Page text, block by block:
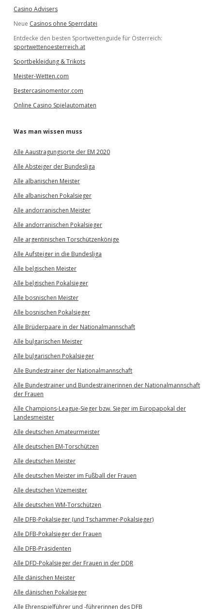
Casino Advisers
Neue Casinos ohne Sperrdatei
Entdecke den besten Sportwettenguide für Österreich:
sportwettenoesterreich.at
Sportbekleidung & Trikots
Meister-Wetten.com
Bestercasinomentor.com
Online Casino Spielautomaten
Was man wissen muss
Alle Aaustragungsorte der EM 2020
Alle Absteiger der Bundesliga
Alle albanischen Meister
Alle albanischen Pokalsieger
Alle andorranischen Meister
Alle andorranischen Pokalsieger
Alle argentinischen Torschützenkönige
Alle Aufsteiger in die Bundesliga
Alle belgischen Meister
Alle belgischen Pokalsieger
Alle bosnischen Meister
Alle bosnischen Pokalsieger
Alle Brüderpaare in der Nationalmannschaft
Alle bulgarischen Meister
Alle bulgarischen Pokalsieger
Alle Bundestrainer der Nationalmannschaft
Alle Bundestrainer und Bundestrainerinnen der Nationalmannschaft
der Frauen
Alle Champions-League-Sieger bzw. Sieger im Europapokal der
Landesmeister
Alle deutschen Amateurmeister
Alle deutschen EM-Torschützen
Alle deutschen Meister
Alle deutschen Meister im Fußball der Frauen
Alle deutschen Vizemeister
Alle deutschen WM-Torschützen
Alle DFB-Pokalsieger (und Tschammer-Pokalsieger)
Alle DFB-Pokalsieger der Frauen
Alle DFB-Präsidenten
Alle DFD-Pokalsieger der Frauen in der DDR
Alle dänischen Meister
Alle dänischen Pokalsieger
Alle Ehrenspielführer und -führerinnen des DFB